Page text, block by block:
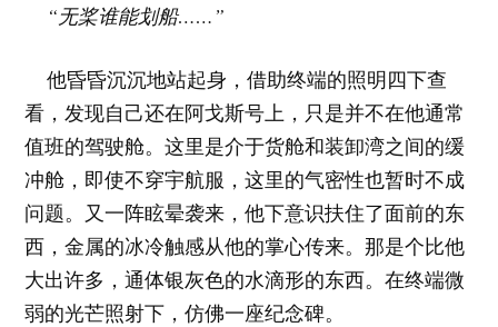
“无桨谁能划船……”
他昏昏沉沉地站起身，借助终端的照明四下查
看，发现自己还在阿戈斯号上，只是并不在他通常
值班的驾驶舱。这里是介于货舱和装卸湾之间的缓
冲舱，即使不穿宇航服，这里的气密性也暂时不成
问题。又一阵眩晕袭来，他下意识扶住了面前的东
西，金属的冰冷触感从他的掌心传来。那是个比他
大出许多，通体银灰色的水滴形的东西。在终端微
弱的光芒照射下，仿佛一座纪念碑。